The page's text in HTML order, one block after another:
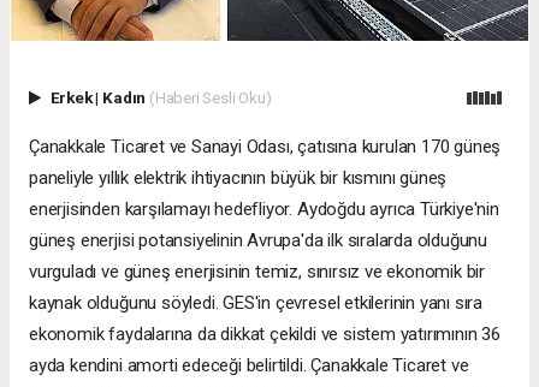
Erkek| Kadın (Haberi Sesli Oku)
Çanakkale Ticaret ve Sanayi Odası, çatısına kurulan 170 güneş
paneliyle yıllık elektrik ihtiyacının büyük bir kısmını güneş
enerjisinden karşılamayı hedefliyor. Aydoğdu ayrıca Türkiye'nin
güneş enerjisi potansiyelinin Avrupa'da ilk sıralarda olduğunu
vurguladı ve güneş enerjisinin temiz, sınırsız ve ekonomik bir
kaynak olduğunu söyledi. GES'in çevresel etkilerinin yanı sıra
ekonomik faydalarına da dikkat çekildi ve sistem yatırımının 36
ayda kendini amorti edeceği belirtildi. Çanakkale Ticaret ve